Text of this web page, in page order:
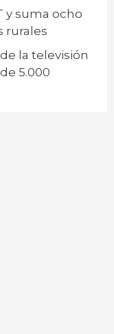
y suma ocho
rurales
la televisión
5.000